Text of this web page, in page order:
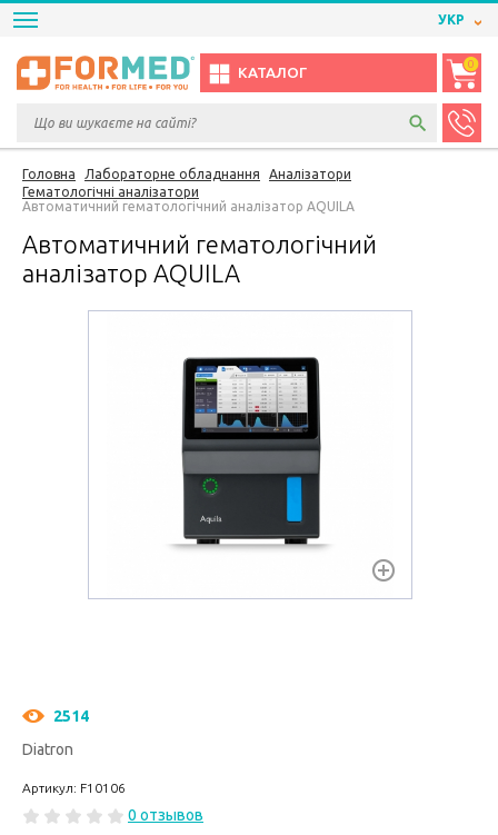
УКР
КАТАЛОГ
0
Головна Лабораторне обладнання
Аналізатори
Гематологічні аналізатори
Автоматичний гематологічний аналізатор AQUILA
Автоматичний гематологічний
аналізатор AQUILA
2514
Diatron
Артикул: F10106
0 отзывов